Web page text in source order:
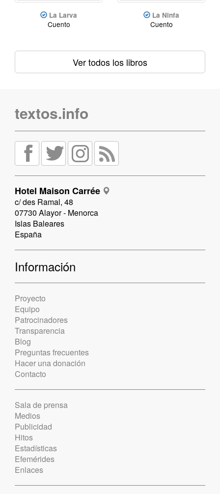
La Larva
Cuento
La Ninfa
Cuento
Ver todos los libros
textos.info
Hotel Maison Carrée
c/ des Ramal, 48
07730 Alayor - Menorca
Islas Baleares
España
Información
Proyecto
Equipo
Patrocinadores
Transparencia
Blog
Preguntas frecuentes
Hacer una donación
Contacto
Sala de prensa
Medios
Publicidad
Hitos
Estadísticas
Efemérides
Enlaces